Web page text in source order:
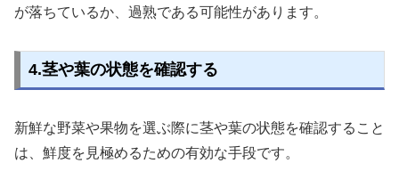
が落ちているか、過熟である可能性があります。
4.茎や葉の状態を確認する
新鮮な野菜や果物を選ぶ際に茎や葉の状態を確認すること
は、鮮度を見極めるための有効な手段です。